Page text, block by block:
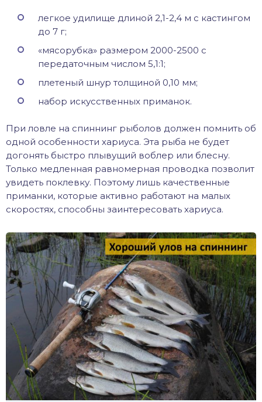
легкое удилище длиной 2,1-2,4 м с кастингом
до 7 г;
«мясорубка» размером 2000-2500 с
передаточным числом 5,1:1;
плетеный шнур толщиной 0,10 мм;
набор искусственных приманок.
При ловле на спиннинг рыболов должен помнить об
одной особенности хариуса. Эта рыба не будет
догонять быстро плывущий воблер или блесну.
Только медленная равномерная проводка позволит
увидеть поклевку. Поэтому лишь качественные
приманки, которые активно работают на малых
скоростях, способны заинтересовать хариуса.